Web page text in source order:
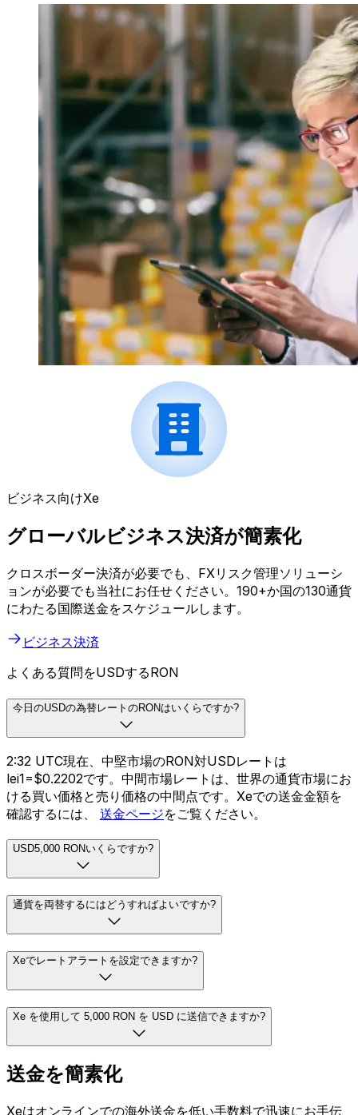
ビジネス向けXe
グローバルビジネス決済が簡素化
クロスボーダー決済が必要でも、FXリスク管理ソリューシ
ョンが必要でも当社にお任せください。190+か国の130通貨
にわたる国際送金をスケジュールします。
ビジネス決済
よくある質問をUSDするRON
今日のUSDの為替レートのRONはいくらですか?
2:32 UTC現在、中堅市場のRON対USDレートは
lei1=$0.2202です。中間市場レートは、世界の通貨市場にお
ける買い価格と売り価格の中間点です。Xeでの送金金額を
確認するには、 送金ページをご覧ください。
USD5,000 RONいくらですか?
通貨を両替するにはどうすればよいですか?
Xeでレートアラートを設定できますか?
Xe を使用して 5,000 RON を USD に送信できますか?
送金を簡素化
Xeはオンラインでの海外送金を低い手数料で迅速にお手伝